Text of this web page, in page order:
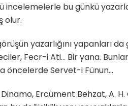
bu günkü
olur.
yazarlığını yapanları
Fecr-i Ati… Bir yana.
öncelerde Servet-i Fünun…
Ercüment Behzat, A.